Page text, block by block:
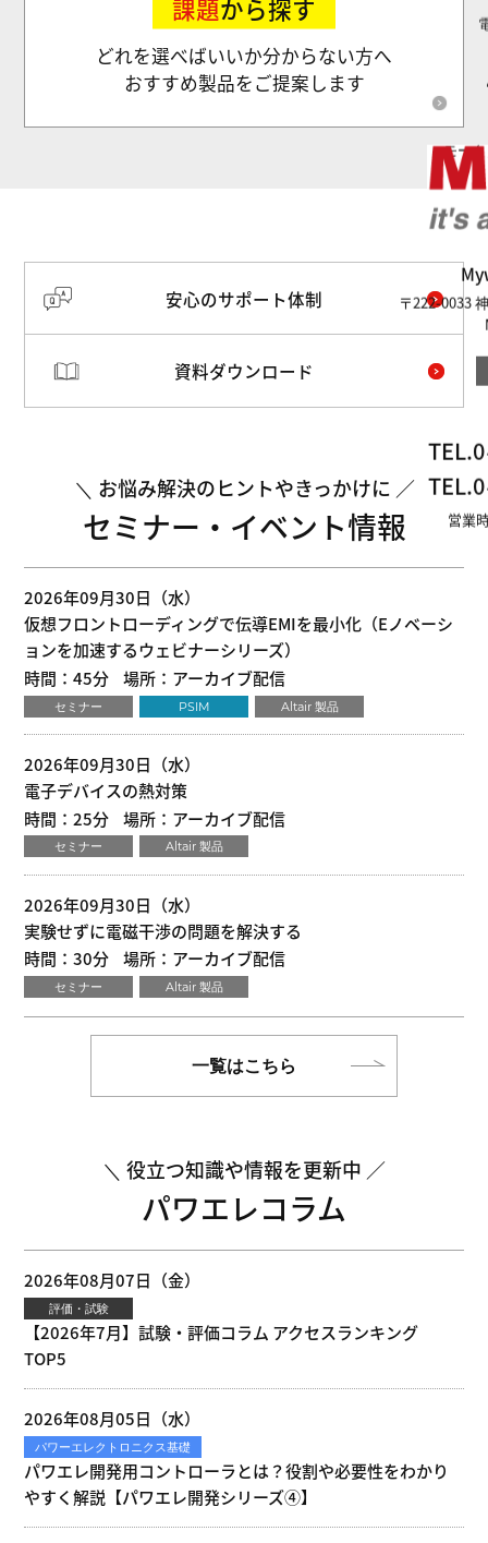
モー
〒222-0033
TEL.
TEL.
営業
課題から探す
どれを選べばいいか分からない方へ
おすすめ製品をご提案します
安心のサポート体制
資料ダウンロード
お悩み解決のヒントやきっかけに
セミナー・イベント情報
2026年09月30日（水）
仮想フロントローディングで伝導EMIを最小化（Eノベーシ
ョンを加速するウェビナーシリーズ）
時間：45分
場所：アーカイブ配信
セミナー PSIM Altair 製品
2026年09月30日（水）
電子デバイスの熱対策
時間：25分
場所：アーカイブ配信
セミナー Altair 製品
2026年09月30日（水）
実験せずに電磁干渉の問題を解決する
時間：30分
場所：アーカイブ配信
セミナー Altair 製品
一覧はこちら
役立つ知識や情報を更新中
パワエレコラム
2026年08月07日（金）
評価・試験
【2026年7月】試験・評価コラム アクセスランキング
TOP5
2026年08月05日（水）
パワーエレクトロニクス基礎
パワエレ開発用コントローラとは？役割や必要性をわかり
やすく解説【パワエレ開発シリーズ④】